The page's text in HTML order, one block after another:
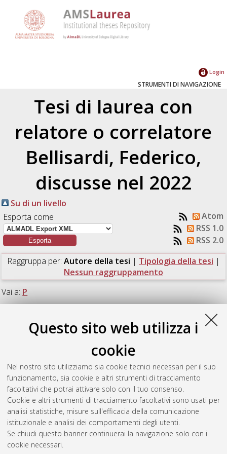
Questo sito web utilizza i
cookie
Nel nostro sito utilizziamo sia cookie tecnici necessari per il suo
funzionamento, sia cookie e altri strumenti di tracciamento
facoltativi che potrai attivare solo con il tuo consenso.
Cookie e altri strumenti di tracciamento facoltativi sono usati per
analisi statistiche, misure sull'efficacia della comunicazione
istituzionale e analisi dei comportamenti degli utenti.
Se chiudi questo banner continuerai la navigazione solo con i
cookie necessari.
Login
STRUMENTI DI NAVIGAZIONE
Tesi di laurea con
relatore o correlatore
Bellisardi, Federico,
discusse nel 2022
Su di un livello
Esporta come
Atom
RSS 1.0
RSS 2.0
Raggruppa per: Autore della tesi | Tipologia della tesi |
Nessun raggruppamento
Vai a: P
Pucci, Daniele (2022)Analisi di video con visione binoculare.
[Laurea], Università di Bologna, Corso di Studio inFisica [L-
DM270]
Questa lista e' stata generata ilMon Aug 10 09:48:53 2026
CEST